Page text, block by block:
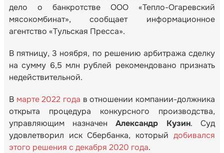
дело о банкротстве ООО «Тепло-Огаревский
мясокомбинат», сообщает информационное
агентство «Тульская Пресса».
В пятницу, 3 ноября, по решению арбитража сделку
на сумму 6,5 млн рублей рекомендовано признать
недействительной.
В марте 2022 года в отношении компании-должника
открыта процедура конкурсного производства,
управляющим назначен Александр Кузин. Суд
удовлетворил иск Сбербанка, который добивался
этого решения с декабря 2020 года.